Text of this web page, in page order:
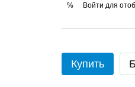
% Войти для
Купить